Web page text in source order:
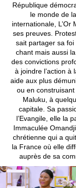
République
le monde de
internationale, L’Or
ses preuves.
sait partager sa
chant mais aussi
des convictions
à joindre l’action à
aide aux plus
ou en
Maluku, à
capitale. Sa
l’Evangile, elle la
Immaculée
chrétienne qui a
la France où elle
auprès de sa